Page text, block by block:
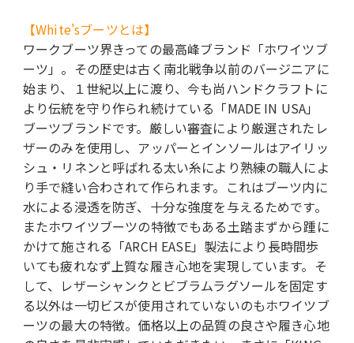
【White'sブーツとは】
ワークブーツ界きっての最高峰ブランド「ホワイツブ
ーツ」。その歴史は古く南北戦争以前のバージニアに
始まり、１世紀以上に渡り、今も尚ハンドクラフトに
より伝統を守り作られ続けている「MADE IN USA」
ブーツブランドです。厳しい審査により厳選されたレ
ザーのみを使用し、アッパーとインソールはアイリッ
シュ・リネンと呼ばれる太い糸により熟練の職人によ
り手で縫い合わされて作られます。これはブーツ内に
水による浸透を防ぎ、十分な強度を与えるためです。
またホワイツブーツの特徴でもある土踏まずから踵に
かけて施される「ARCH EASE」製法により長時間歩
いても疲れなず上質な履き心地を実現しています。そ
して、レザーシャンクとビブラムラグソールを固定す
る以外は一切ビスが使用されていないのもホワイツブ
ーツの最大の特徴。価格以上の品質の良さや履き心地